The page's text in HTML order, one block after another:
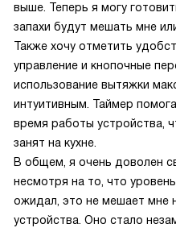
выше. Теперь я могу
запахи будут мешать мне
Также хочу отметить
управление и кнопочные
использование вытяжки
интуитивным. Таймер
время работы устройства,
занят на кухне.
В общем, я очень доволен
несмотря на то, что
ожидал, это не мешает мне
устройства. Оно стало